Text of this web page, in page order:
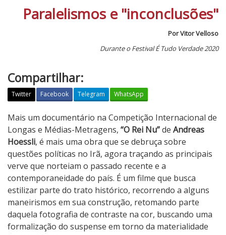
Paralelismos e "inconclusões"
Por Vitor Velloso
Durante o Festival É Tudo Verdade 2020
Compartilhar:
Twitter Facebook Telegram WhatsApp
O
R
e
i
N
u
Mais um documentário na Competição Internacional de
Longas e Médias-Metragens, “O Rei Nu”de Andreas
Hoessli, é mais uma obra que se debruça sobre
questões políticas no Irã, agora traçando as principais
verve que norteiam o passado recente e a
contemporaneidade do país. É um filme que busca
estilizar parte do trato histórico, recorrendo a alguns
maneirismos em sua construção, retomando parte
daquela fotografia de contraste na cor, buscando uma
formalização do suspense em torno da materialidade